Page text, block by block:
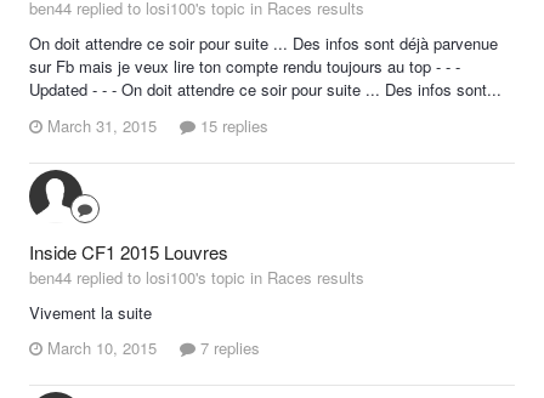
ben44 replied to losi100's topic in Races results
On doit attendre ce soir pour suite ... Des infos sont déjà parvenue
sur Fb mais je veux lire ton compte rendu toujours au top - - -
Updated - - - On doit attendre ce soir pour suite ... Des infos sont...
March 31, 2015
15 replies
Inside CF1 2015 Louvres
ben44 replied to losi100's topic in Races results
Vivement la suite
March 10, 2015
7 replies